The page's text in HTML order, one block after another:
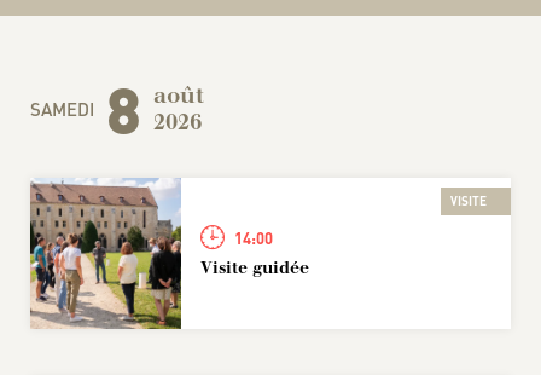
SAMEDI 8 août
2026
14:00
VISITE
Visite guidée